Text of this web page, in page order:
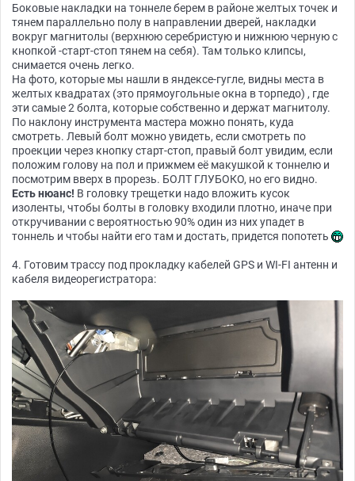
Боковые накладки на тоннеле берем в районе желтых точек и
тянем параллельно полу в направлении дверей, накладки
вокруг магнитолы (верхнюю серебристую и нижнюю черную с
кнопкой -старт-стоп тянем на себя). Там только клипсы,
снимается очень легко.
На фото, которые мы нашли в яндексе-гугле, видны места в
желтых квадратах (это прямоугольные окна в торпедо) , где
эти самые 2 болта, которые собственно и держат магнитолу.
По наклону инструмента мастера можно понять, куда
смотреть. Левый болт можно увидеть, если смотреть по
проекции через кнопку старт-стоп, правый болт увидим, если
положим голову на пол и прижмем её макушкой к тоннелю и
посмотрим вверх в прорезь. БОЛТ ГЛУБОКО, но его видно.
Есть нюанс! В головку трещетки надо вложить кусок
изоленты, чтобы болты в головку входили плотно, иначе при
откручивании с вероятностью 90% один из них упадет в
тоннель и чтобы найти его там и достать, придется попотеть
4. Готовим трассу под прокладку кабелей GPS и WI-FI антенн и
кабеля видеорегистратора: